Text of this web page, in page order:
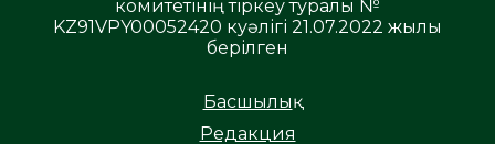
комитетінің тіркеу туралы №
KZ91VPY00052420 куәлігі 21.07.2022 жылы
берілген
Басшылық
Редакция